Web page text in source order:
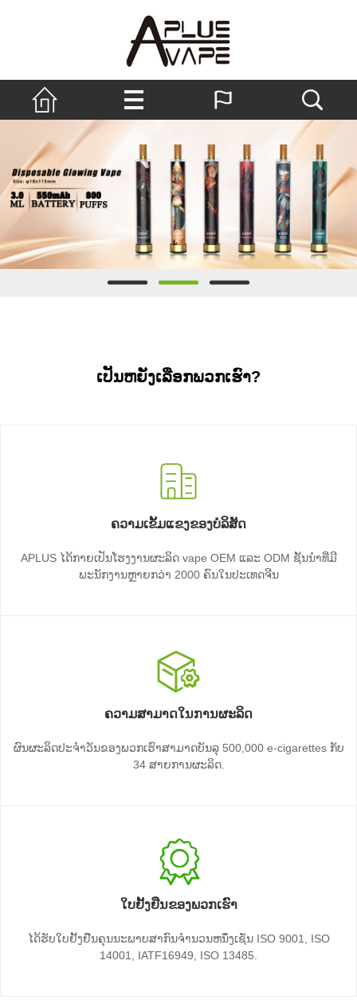
ເປັນຫຍັງເລືອກພວກເຮົາ?
ຄວາມເຂັ້ມແຂງຂອງບໍລິສັດ
APLUS ໄດ້ກາຍເປັນໂຮງງານຜະລິດ vape OEM ແລະ ODM ຊັ້ນນໍາທີ່ມີ
ພະນັກງານຫຼາຍກວ່າ 2000 ຄົນໃນປະເທດຈີນ
ຄວາມສາມາດໃນການຜະລິດ
ຜົນຜະລິດປະຈໍາວັນຂອງພວກເຮົາສາມາດບັນລຸ 500,000 e-cigarettes ກັບ
34 ສາຍການຜະລິດ.
ໃບຢັ້ງຢືນຂອງພວກເຮົາ
ໄດ້​ຮັບ​ໃບ​ຢັ້ງ​ຢືນ​ຄຸນ​ນະ​ພາບ​ສາ​ກົນ​ຈໍາ​ນວນ​ຫນຶ່ງ​ເຊັ່ນ ISO 9001​, ISO
14001​, IATF16949​, ISO 13485​.